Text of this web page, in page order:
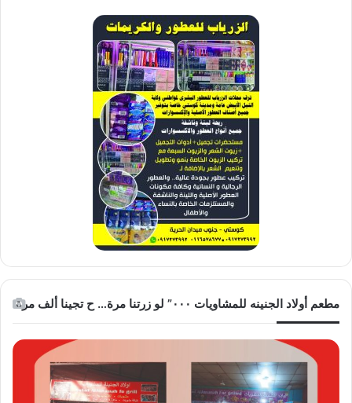
مطعم أولاد الجنينه للمشاويات ٠٠٠” لو زرتنا مرة… ح تجينا ألف مرة